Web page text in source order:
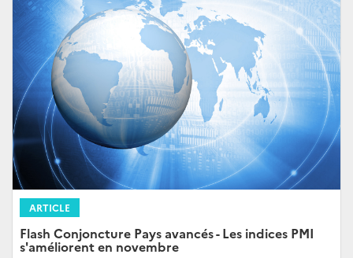
ARTICLE
Flash Conjoncture Pays avancés - Les indices PMI
s'améliorent en novembre